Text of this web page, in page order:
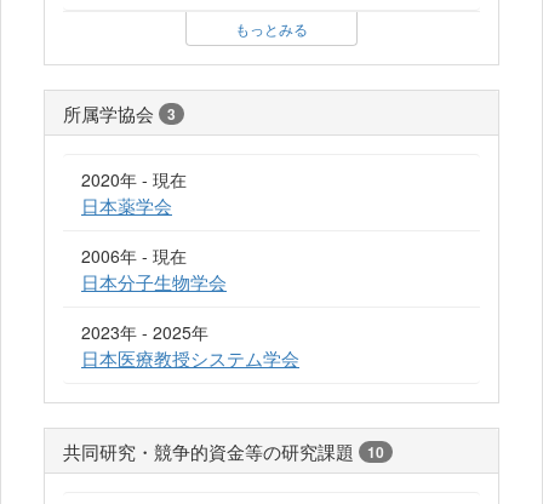
もっとみる
所属学協会 3
2020年 - 現在
日本薬学会
2006年 - 現在
日本分子生物学会
2023年 - 2025年
日本医療教授システム学会
共同研究・競争的資金等の研究課題 10